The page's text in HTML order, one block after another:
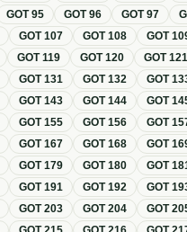
GOT95 GOT96 GOT97
GOT107 GOT108 GOT
GOT119 GOT120 GOT121
GOT131 GOT132 GOT
GOT143 GOT144 GOT
GOT155 GOT156 GOT
GOT167 GOT168 GOT
GOT179 GOT180 GOT
GOT191 GOT192 GOT
GOT203 GOT204 GOT